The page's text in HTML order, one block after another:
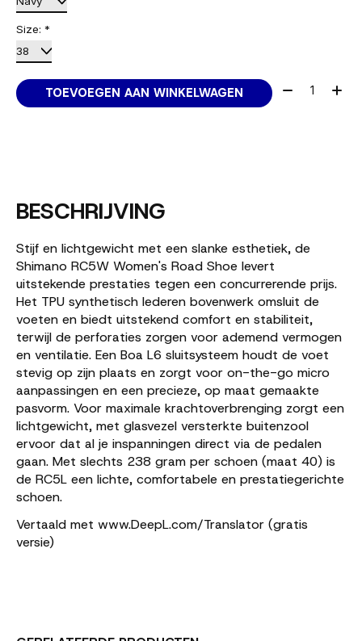
Size: *
TOEVOEGEN AAN WINKELWAGEN Aantal:
BESCHRIJVING
Stijf en lichtgewicht met een slanke esthetiek, de
Shimano RC5W Women's Road Shoe levert
uitstekende prestaties tegen een concurrerende prijs.
Het TPU synthetisch lederen bovenwerk omsluit de
voeten en biedt uitstekend comfort en stabiliteit,
terwijl de perforaties zorgen voor ademend vermogen
en ventilatie. Een Boa L6 sluitsysteem houdt de voet
stevig op zijn plaats en zorgt voor on-the-go micro
aanpassingen en een precieze, op maat gemaakte
pasvorm. Voor maximale krachtoverbrenging zorgt een
lichtgewicht, met glasvezel versterkte buitenzool
ervoor dat al je inspanningen direct via de pedalen
gaan. Met slechts 238 gram per schoen (maat 40) is
de RC5L een lichte, comfortabele en prestatiegerichte
schoen.
Vertaald met www.DeepL.com/Translator (gratis
versie)